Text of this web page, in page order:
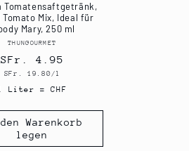
Tomatensaftgetränk,
Tomato Mix, Ideal für
Mary, 250 ml
Anbieter:
THUNGOURMET
Normaler
Preis
SFr. 4.95
Grundpreis
SFr. 19.80/l
Liter = CHF
Warenkorb
legen